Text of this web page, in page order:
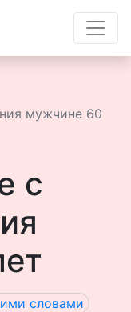
мужчине 60
с
словами